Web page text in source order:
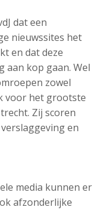
dat een
nieuwssites het
en dat deze
aan kop gaan. Wel
zowel
voor het grootste
Zij scoren
en
media kunnen er
afzonderlijke